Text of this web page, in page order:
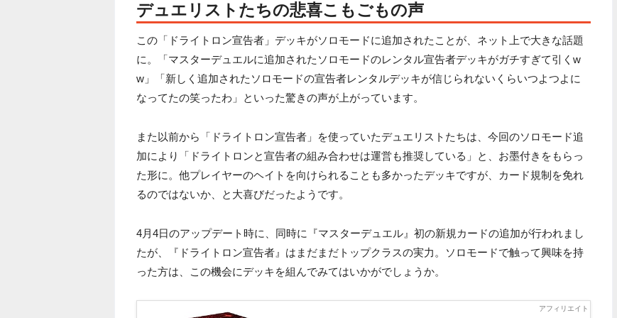
デュエリストたちの悲喜こもごもの声
この「ドライトロン宣告者」デッキがソロモードに追加されたことが、ネット上で大きな話題
に。「マスターデュエルに追加されたソロモードのレンタル宣告者デッキがガチすぎて引くw
w」「新しく追加されたソロモードの宣告者レンタルデッキが信じられないくらいつよつよに
なってたの笑ったわ」といった驚きの声が上がっています。
また以前から「ドライトロン宣告者」を使っていたデュエリストたちは、今回のソロモード追
加により「ドライトロンと宣告者の組み合わせは運営も推奨している」と、お墨付きをもらっ
た形に。他プレイヤーのヘイトを向けられることも多かったデッキですが、カード規制を免れ
るのではないか、と大喜びだったようです。
4月4日のアップデート時に、同時に『マスターデュエル』初の新規カードの追加が行われまし
たが、『ドライトロン宣告者』はまだまだトップクラスの実力。ソロモードで触って興味を持
った方は、この機会にデッキを組んでみてはいかがでしょうか。